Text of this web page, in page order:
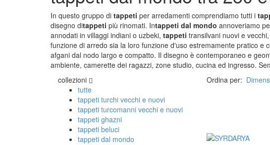
Tappeti Moderni Collezione Morandi
Fabio Morandi
Vito Catalano
TAPPETI CAUCASICI
Tappeti Caucasici Antichi: Kazak
Tappeti Caucasici Antichi: Karabagh
Tappeti Caucasici Antichi : Shirvan
Tappeti Caucasici Vecchi E Nuovi
TAPPETI
COLLEZIONE
Tappeti Anatolici
In questo gruppo di tappeti per arredamenti comprendiamo tutti i
disegno ditappeti più rinomati. Intappeti dal mondo annoveriamo
annodati in villaggi indiani o uzbeki, tappeti transilvani nuovi e
funzione di arredo sia la loro funzione d'uso estremamente pratico e
afgani dal nodo largo e compatto. Il disegno è contemporaneo e
ambiente, camerette dei ragazzi, zone studio, cucina ed ingresso.
collezioni
tutte
tappeti turchi vecchi e nuovi
tappeti turcomanni vecchi e nuovi
tappeti ghazni
tappeti beluci
tappeti dal mondo
Ordina per: